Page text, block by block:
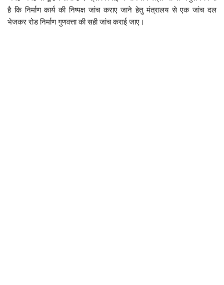
है कि निर्माण कार्य की निष्पक्ष जांच कराए जाने हेतु मंत्रालय से एक जांच दल
भेजकर रोड निर्माण गुणवत्ता की सही जांच कराई जाए।